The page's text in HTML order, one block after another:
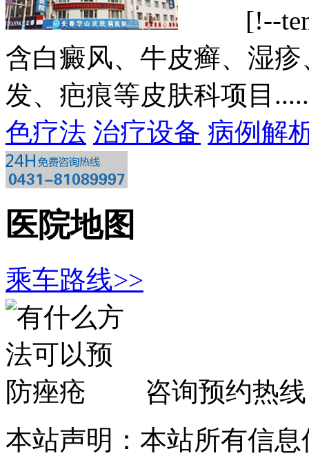
[!--
含白癜风、牛皮癣、湿
发、疤痕等皮肤科项目
色疗法 治疗设备 病例解
医院地图
乘车路线>>
咨询预约热
本站声明：本站所有信